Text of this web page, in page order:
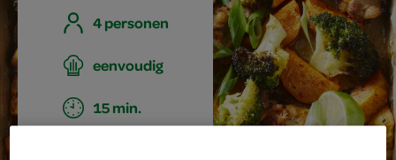
4 personen
eenvoudig
15 min.